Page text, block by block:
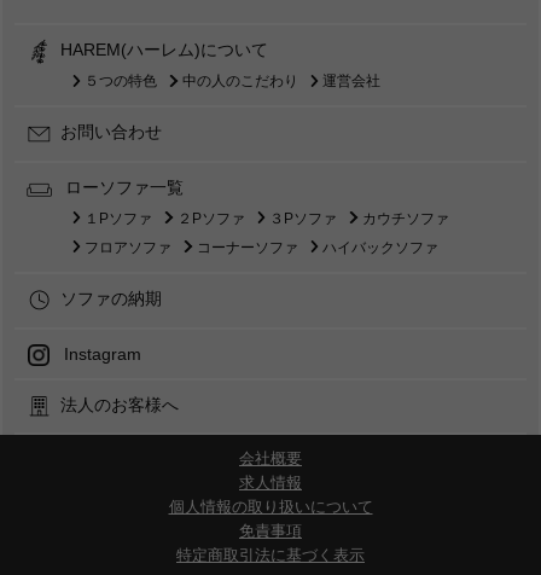
HAREM(ハーレム)について
５つの特色 中の人のこだわり 運営会社
お問い合わせ
ローソファ一覧
１Pソファ ２Pソファ ３Pソファ
カウチソファ
フロアソファ
コーナーソファ ハイバックソファ
ソファの納期
Instagram
法人のお客様へ
会社概要
求人情報
個人情報の取り扱いについて
免責事項
特定商取引法に基づく表示